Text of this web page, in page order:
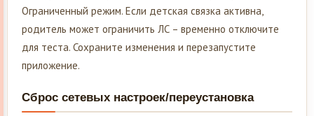
Ограниченный режим. Если детская связка активна,
родитель может ограничить ЛС – временно отключите
для теста. Сохраните изменения и перезапустите
приложение.
Сброс сетевых настроек/переустановка